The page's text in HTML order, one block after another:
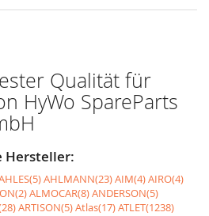
Qualität für
HyWo SpareParts
Hersteller:
AHLMANN(23)AIM(4)AIRO(4)
ALMOCAR(8)ANDERSON(5)
ARTISON(5)Atlas(17)ATLET(1238)